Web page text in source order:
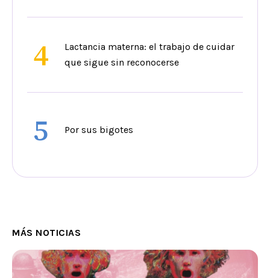
4
Lactancia materna: el trabajo de cuidar
que sigue sin reconocerse
5 Por sus bigotes
MÁS NOTICIAS